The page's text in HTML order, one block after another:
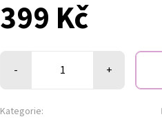
399 Kč
- +
Kategorie: